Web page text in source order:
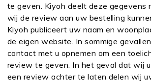
te geven. Kiyoh deelt deze gegevens
wij de review aan uw bestelling
Kiyoh publiceert uw naam en
de eigen website. In sommige
contact met u opnemen om een
review te geven. In het geval dat wij
een review achter te laten delen wij